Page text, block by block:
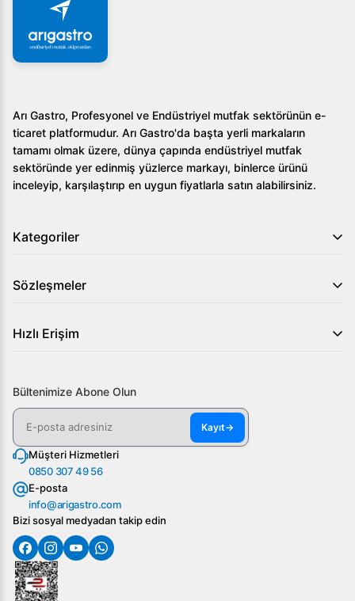
Arı Gastro, Profesyonel ve Endüstriyel mutfak sektörünün e-
ticaret platformudur. Arı Gastro'da başta yerli markaların
tamamı olmak üzere, dünya çapında endüstriyel mutfak
sektöründe yer edinmiş yüzlerce markayı, binlerce ürünü
inceleyip, karşılaştırıp en uygun fiyatlarla satın alabilirsiniz.
Kategoriler
Sözleşmeler
Hızlı Erişim
Bültenimize Abone Olun
Kayıt→
Müşteri Hizmetleri
0850 307 49 56
E-posta
info@arigastro.com
Bizi sosyal medyadan takip edin